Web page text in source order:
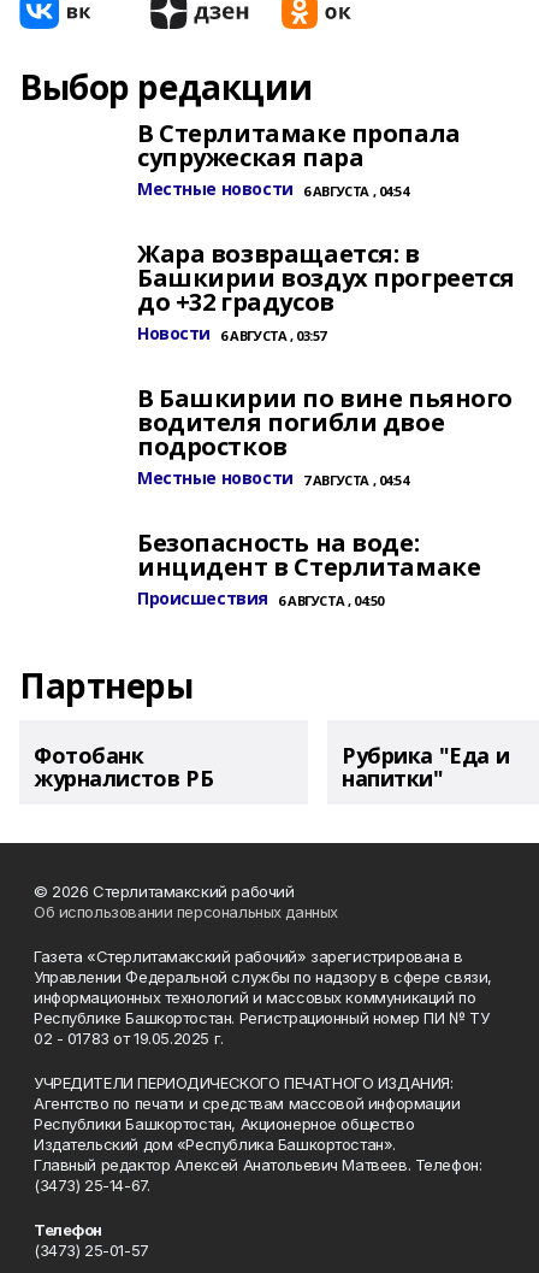
Выбор редакции
В Стерлитамаке пропала
супружеская пара
Местные новости 6 АВГУСТА , 04:54
Жара возвращается: в
Башкирии воздух прогреется
до +32 градусов
Новости 6 АВГУСТА , 03:57
В Башкирии по вине пьяного
водителя погибли двое
подростков
Местные новости 7 АВГУСТА , 04:54
Безопасность на воде:
инцидент в Стерлитамаке
Происшествия 6 АВГУСТА , 04:50
Партнеры
Фотобанк
журналистов РБ
Рубрика "Еда и
напитки"
© 2026 Стерлитамакский рабочий
Об использовании персональных данных
Газета «Стерлитамакский рабочий» зарегистрирована в
Управлении Федеральной службы по надзору в сфере связи,
информационных технологий и массовых коммуникаций по
Республике Башкортостан. Регистрационный номер ПИ № ТУ
02 - 01783 от 19.05.2025 г.
УЧРЕДИТЕЛИ ПЕРИОДИЧЕСКОГО ПЕЧАТНОГО ИЗДАНИЯ:
Агентство по печати и средствам массовой информации
Республики Башкортостан, Акционерное общество
Издательский дом «Республика Башкортостан».
Главный редактор Алексей Анатольевич Матвеев. Телефон:
(3473) 25-14-67.
Телефон
(3473) 25-01-57